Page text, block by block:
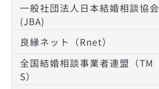
一般社団法人日本結婚相談協会
(JBA)
良縁ネット（Rnet）
全国結婚相談事業者連盟（TM
S）